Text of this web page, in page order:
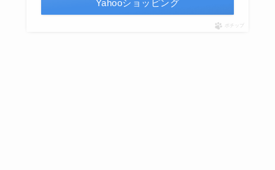
Yahooショッピング
ポチップ